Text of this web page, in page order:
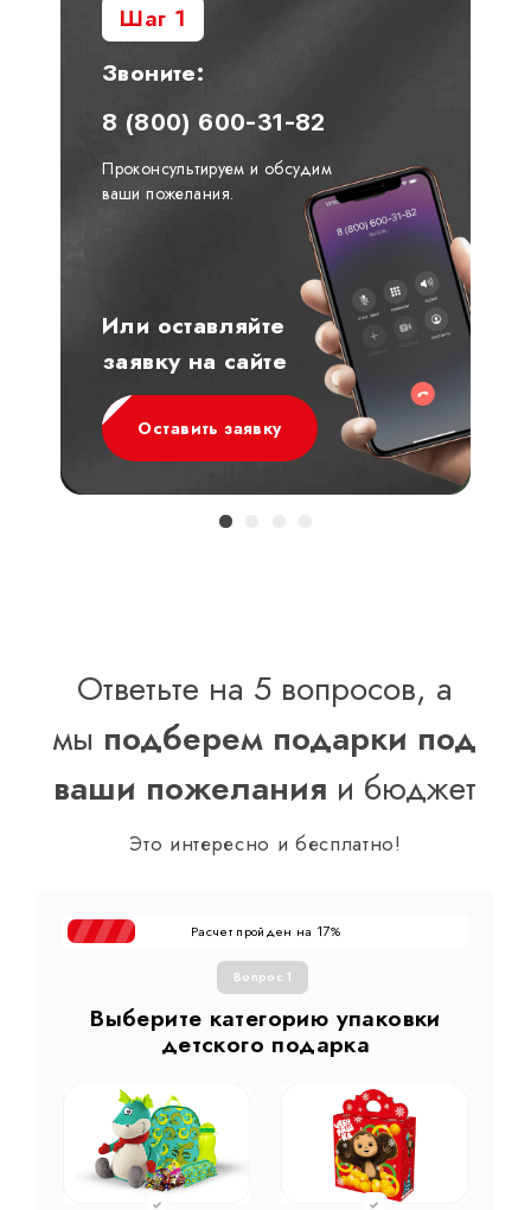
Шаг 1
Звоните:
8 (800) 600-31-82
Проконсультируем и обсудим
ваши пожелания.
Или оставляйте
заявку на сайте
Оставить заявку
Ответьте на 5 вопросов, а
мы подберем подарки под
ваши пожелания и бюджет
Это интересно и бесплатно!
Расчет пройден на 17%
Вопрос 1
Выберите категорию упаковки
детского подарка